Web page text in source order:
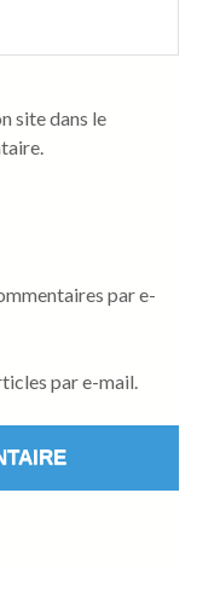
site dans le
par e-
par e-mail.